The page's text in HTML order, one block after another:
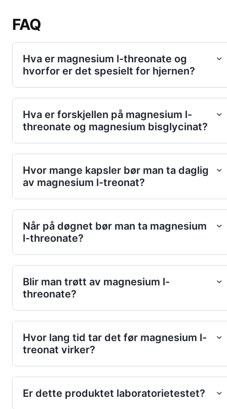
FAQ
Hva er magnesium l-threonate og
hvorfor er det spesielt for hjernen?
Hva er forskjellen på magnesium l-
threonate og magnesium bisglycinat?
Hvor mange kapsler bør man ta daglig
av magnesium l-treonat?
Når på døgnet bør man ta magnesium
l-threonate?
Blir man trøtt av magnesium l-
threonate?
Hvor lang tid tar det før magnesium l-
treonat virker?
Er dette produktet laboratorietestet?